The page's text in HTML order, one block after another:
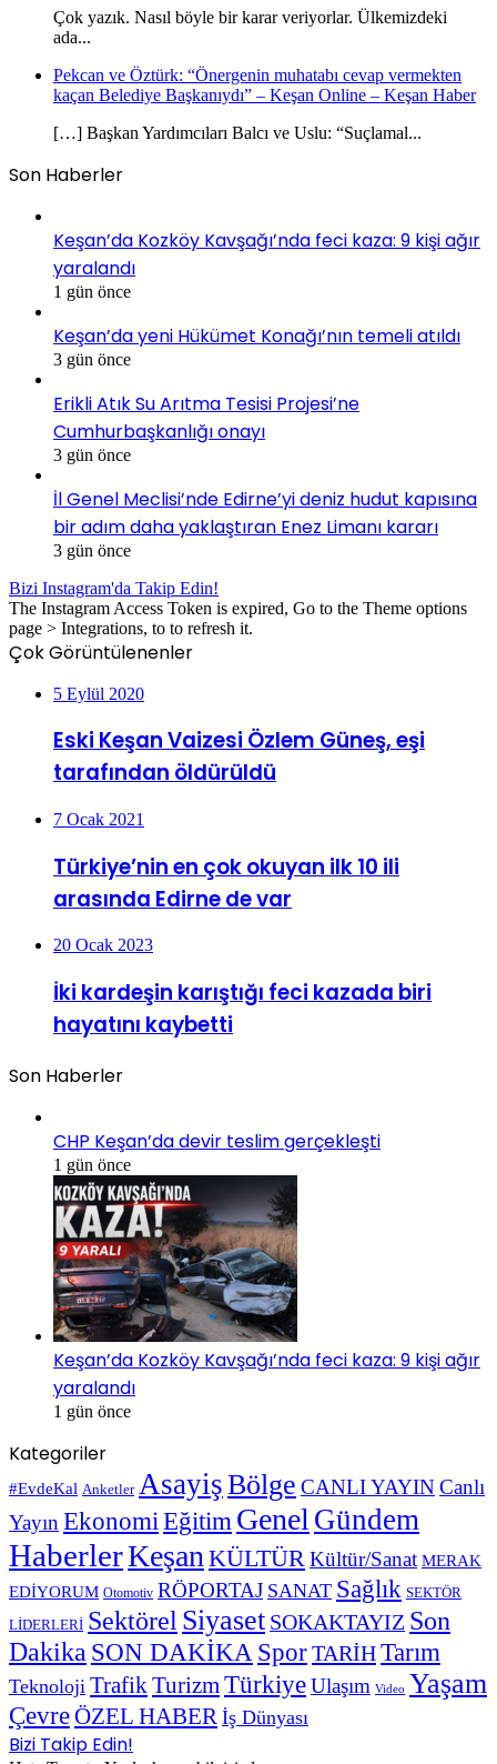
Çok yazık. Nasıl böyle bir karar veriyorlar. Ülkemizdeki
ada...
Pekcan ve Öztürk: “Önergenin muhatabı cevap vermekten
kaçan Belediye Başkanıydı” – Keşan Online – Keşan Haber
[…] Başkan Yardımcıları Balcı ve Uslu: “Suçlamal...
Son Haberler
Keşan’da Kozköy Kavşağı’nda feci kaza: 9 kişi ağır
yaralandı
1 gün önce
Keşan’da yeni Hükümet Konağı’nın temeli atıldı
3 gün önce
Erikli Atık Su Arıtma Tesisi Projesi’ne
Cumhurbaşkanlığı onayı
3 gün önce
İl Genel Meclisi’nde Edirne’yi deniz hudut kapısına
bir adım daha yaklaştıran Enez Limanı kararı
3 gün önce
Bizi Instagram'da Takip Edin!
The Instagram Access Token is expired, Go to the Theme options
page > Integrations, to to refresh it.
Çok Görüntülenenler
5 Eylül 2020
Eski Keşan Vaizesi Özlem Güneş, eşi
tarafından öldürüldü
7 Ocak 2021
Türkiye’nin en çok okuyan ilk 10 ili
arasında Edirne de var
20 Ocak 2023
İki kardeşin karıştığı feci kazada biri
hayatını kaybetti
Son Haberler
CHP Keşan’da devir teslim gerçekleşti
1 gün önce
Keşan’da Kozköy Kavşağı’nda feci kaza: 9 kişi ağır
yaralandı
1 gün önce
Kategoriler
#EvdeKal Anketler AsayişBölge CANLI YAYINCanlı
Yayın Ekonomi Eğitim Genel Gündem
HaberlerKeşan KÜLTÜRKültür/Sanat MERAK
EDİYORUM Otomotiv RÖPORTAJ SANAT Sağlık SEKTÖR
LİDERLERİ Sektörel Siyaset SOKAKTAYIZ Son
Dakika SON DAKİKA SporTARİHTarım
Teknoloji TrafikTurizmTürkiyeUlaşım Video Yaşam
ÇevreÖZEL HABER İş Dünyası
Bizi Takip Edin!